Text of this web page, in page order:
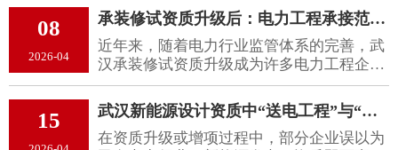
08
2026-04
承装修试资质升级后：电力工程承接范围与优势分析
近年来，随着电力行业监管体系的完善，武
汉承装修试资质升级​成为许多电力工程企业
提升竞争力的关键一步。资质等级的提升不
仅意味着企业技术实力得到认可，更直接拓
宽了业务承接范围，为参与更复杂的电力项
目奠定基础。
15 武汉新能源设计资质中“送电工程”与“变电工程”专业合并申报的常见误区
在资质升级或增项过程中，部分企业误以为